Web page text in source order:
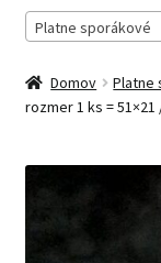
Platne sporákové
Domov Platne
rozmer 1 ks =